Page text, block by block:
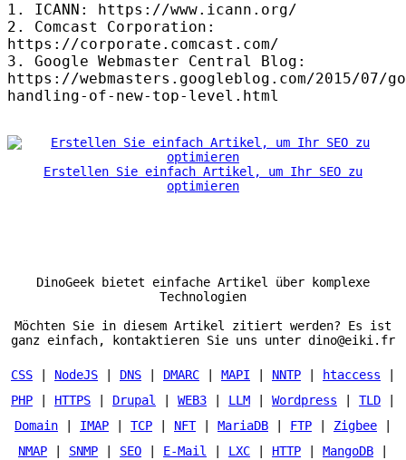
1. ICANN : https://www.icann.org/
2. Comcast Corporation:
https://corporate.comcast.com/
3. Google Webmaster Central Blog:
https://webmasters.googleblog.com/2015/07/
handling-of-new-top-level.html
Erstellen Sie einfach Artikel, um Ihr SEO zu
optimieren
DinoGeek bietet einfache Artikel über komplexe
Technologien
Möchten Sie in diesem Artikel zitiert werden? Es ist
ganz einfach, kontaktieren Sie uns unter dino@eiki.fr
CSS NodeJS DNS DMARC MAPI NNTP htaccess
PHP
HTTPS Drupal WEB3 LLM Wordpress TLD
Domain
IMAP TCP NFT| MariaDB FTP Zigbee
NMAP
SNMP SEO E-Mail LXC HTTP MangoDB